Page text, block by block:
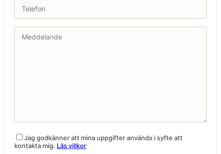
Jag godkänner att mina uppgifter används i syfte att
kontakta mig. Läs villkor